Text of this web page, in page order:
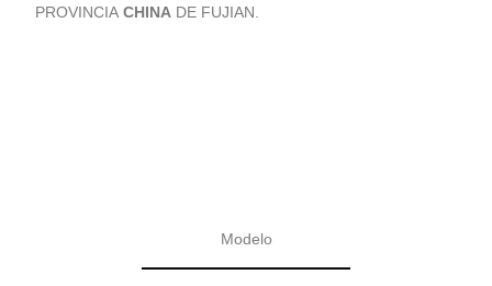
PROVINCIACHINA DE FUJIAN.
Modelo